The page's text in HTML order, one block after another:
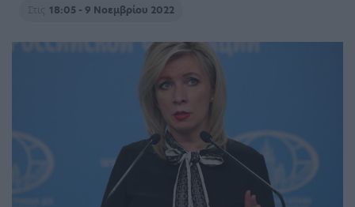
Στις 18:05 - 9 Νοεμβρίου 2022